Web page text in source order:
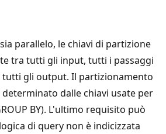
parallelo, le chiavi di partizione
tra tutti gli input, tutti i passaggi
tutti gli output. Il partizionamento
dalle chiavi usate per
BY). L'ultimo requisito può
di query non è indicizzata